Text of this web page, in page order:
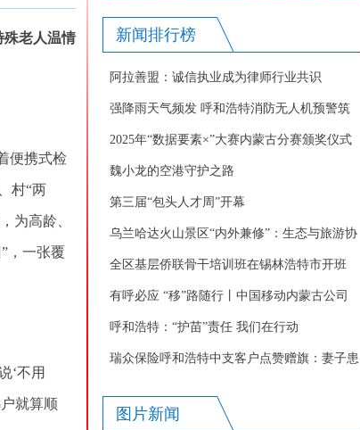
老人温情
便携式检
村“两
为高龄、
，一张覆
‘不用
就算顺
新闻排行榜
阿拉善盟：诚信执业成为律师行业共识
强降雨天气频发 呼和浩特消防无人机预警筑
牢防线
2025年“数据要素×”大赛内蒙古分赛颁奖仪式
在呼举行
魏小龙的空港守护之路
第三届“包头人才周”开幕
乌兰哈达火山景区“内外兼修”：生态与旅游协
同发展
全区基层侨联骨干培训班在锡林浩特市开班
有呼必应 “移”路随行丨中国移动内蒙古公司
5G-A护航科尔沁草原文化魅力绽放
呼和浩特：“护苗”责任 我们在行动
瑞众保险呼和浩特中支客户点赞赠旗：妻子患
图片新闻